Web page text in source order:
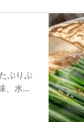
ぷりぷ
、水炊
送の